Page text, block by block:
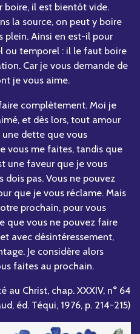
boire, il est bientôt vide.
la source, on peut y boire
plein. Ainsi en est-il pour
ou temporel : il le faut boire
Car je vous demande de
je vous aime.
complètement. Moi je
et dès lors, tout amour
dette que vous
vous me faites, tandis que
une faveur que je vous
dois pas. Vous ne pouvez
que je vous réclame. Mais
prochain, pour vous
que vous ne pouvez faire
avec désintéressement,
Je considère alors
faites au prochain.
Christ, chap. XXXIV, n° 64
éd. Téqui, 1976, p. 214-215)